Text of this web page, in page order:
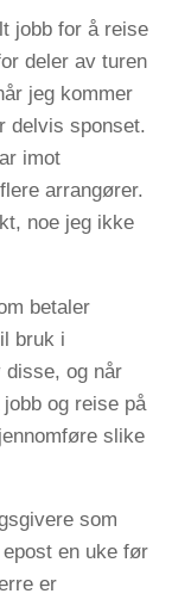
jobb for å reise
deler av turen
jeg kommer
delvis sponset.
imot
arrangører.
noe jeg ikke
betaler
bruk i
disse, og når
og reise på
slike
som
en uke før
er